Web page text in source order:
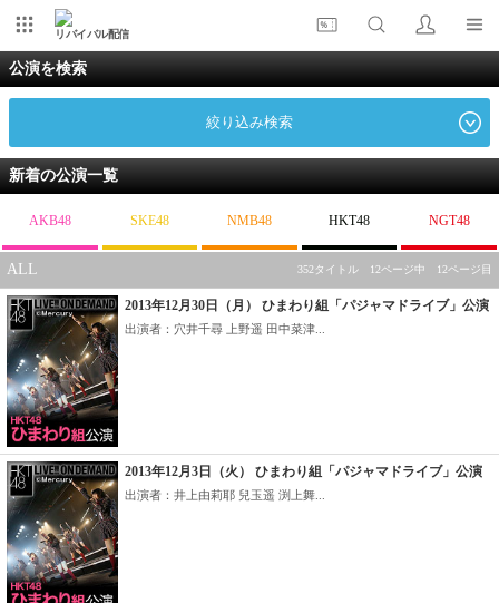
リバイバル配信
公演を検索
絞り込み検索
新着の公演一覧
AKB48 SKE48 NMB48 HKT48 NGT48
ALL 352タイトル 12ページ中 12ページ目
2013年12月30日（月） ひまわり組「パジャマドライブ」公演
出演者：穴井千尋 上野遥 田中菜津...
2013年12月3日（火） ひまわり組「パジャマドライブ」公演
出演者：井上由莉耶 兒玉遥 渕上舞...